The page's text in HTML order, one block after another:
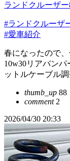
ランドクルーザ
#ランドクルーザ
#愛車紹介
春になったので
10w30リアバン
ットルケーブル
thumb_up 88
comment2
2026/04/30 20:33